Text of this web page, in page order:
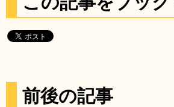
前後の記事